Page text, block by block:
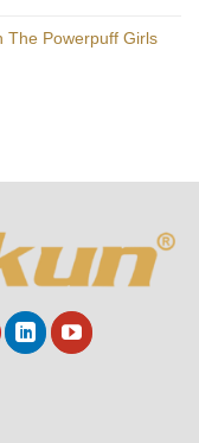
The Powerpuff Girls